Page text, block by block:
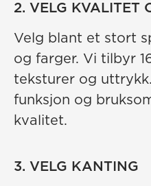
2. VELG KVALITET
Velg blant et stort
og farger. Vi tilbyr
teksturer og
funksjon og
kvalitet.
3. VELG KANTING